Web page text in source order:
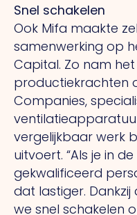
Snel schakelen
Ook Mifa maakte
samenwerking op
Capital. Zo nam
productiekrachten
Companies,
vergelijkbaar werk
uitvoert. “Als je in
gekwalificeerd
dat lastiger.
we snel schakelen